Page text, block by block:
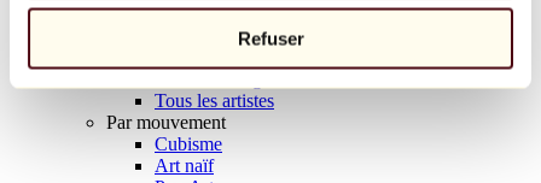
Refuser
Tous les sculpteurs
Tous les photographes
Tous les artistes
Par mouvement
Cubisme
Art naïf